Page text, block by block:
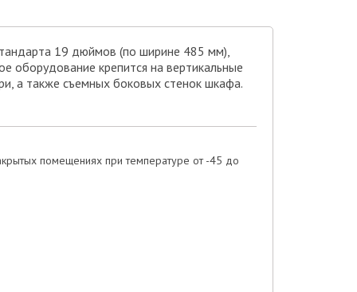
19 дюймов (по ширине 485 мм),
оборудование крепится на вертикальные
а также съемных боковых стенок шкафа.
помещениях при температуре от -45 до